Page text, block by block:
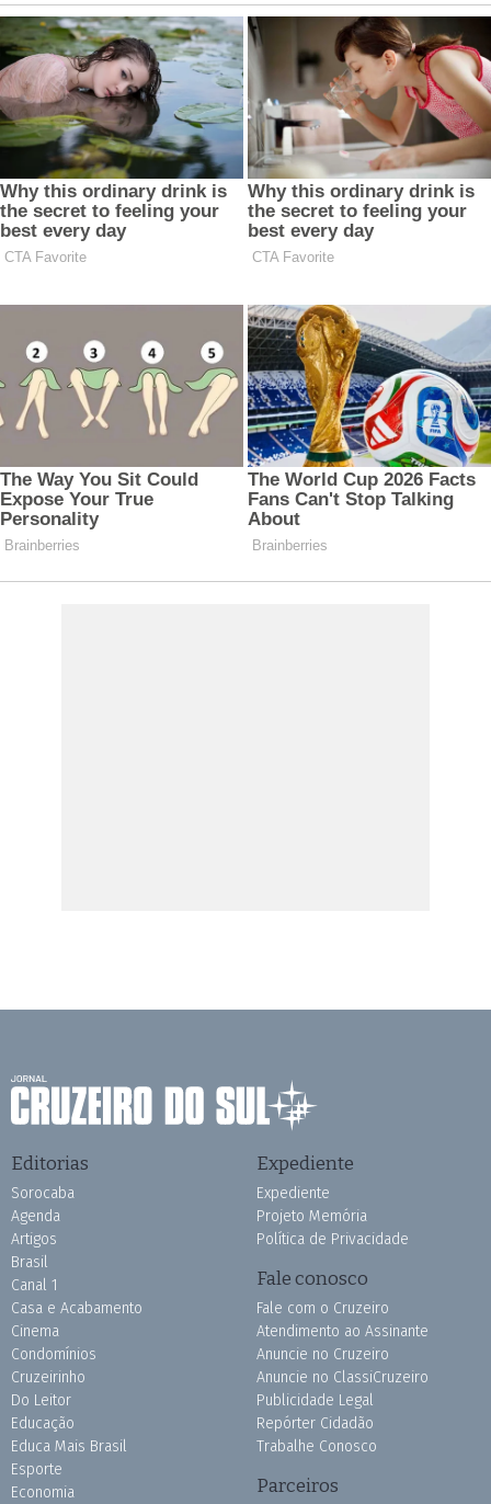
Editorias
Sorocaba
Agenda
Artigos
Brasil
Canal 1
Casa e Acabamento
Cinema
Condomínios
Cruzeirinho
Do Leitor
Educação
Educa Mais Brasil
Esporte
Economia
Expediente
Expediente
Projeto Memória
Política de Privacidade
Fale conosco
Fale com o Cruzeiro
Atendimento ao Assinante
Anuncie no Cruzeiro
Anuncie no ClassiCruzeiro
Publicidade Legal
Repórter Cidadão
Trabalhe Conosco
Parceiros